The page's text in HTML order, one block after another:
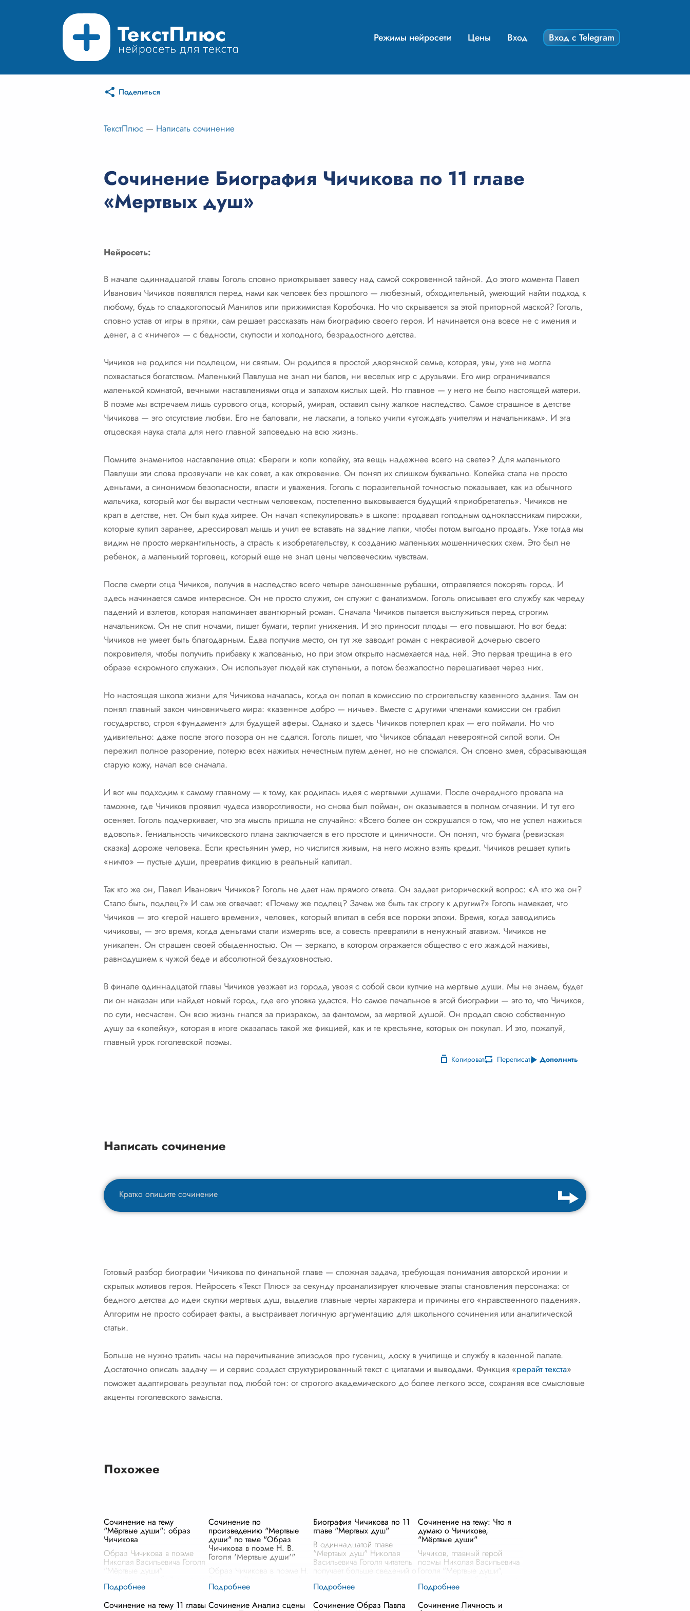
Режимы нейросети Цены Вход Вход с Telegram
Поделиться
ТекстПлюс — Написать сочинение
Сочинение Биография Чичикова по 11 главе
«Мертвых душ»
Нейросеть:
В начале одиннадцатой главы Гоголь словно приоткрывает завесу над самой сокровенной тайной. До этого момента Павел
Иванович Чичиков появлялся перед нами как человек без прошлого — любезный, обходительный, умеющий найти подход к
любому, будь то сладкоголосый Манилов или прижимистая Коробочка. Но что скрывается за этой приторной маской? Гоголь,
словно устав от игры в прятки, сам решает рассказать нам биографию своего героя. И начинается она вовсе не с имения и
денег, а с «ничего» — с бедности, скупости и холодного, безрадостного детства.
Чичиков не родился ни подлецом, ни святым. Он родился в простой дворянской семье, которая, увы, уже не могла
похвастаться богатством. Маленький Павлуша не знал ни балов, ни веселых игр с друзьями. Его мир ограничивался
маленькой комнатой, вечными наставлениями отца и запахом кислых щей. Но главное — у него не было настоящей матери.
В поэме мы встречаем лишь сурового отца, который, умирая, оставил сыну жалкое наследство. Самое страшное в детстве
Чичикова — это отсутствие любви. Его не баловали, не ласкали, а только учили «угождать учителям и начальникам». И эта
отцовская наука стала для него главной заповедью на всю жизнь.
Помните знаменитое наставление отца: «Береги и копи копейку, эта вещь надежнее всего на свете»? Для маленького
Павлуши эти слова прозвучали не как совет, а как откровение. Он понял их слишком буквально. Копейка стала не просто
деньгами, а синонимом безопасности, власти и уважения. Гоголь с поразительной точностью показывает, как из обычного
мальчика, который мог бы вырасти честным человеком, постепенно выковывается будущий «приобретатель». Чичиков не
крал в детстве, нет. Он был куда хитрее. Он начал «спекулировать» в школе: продавал голодным одноклассникам пирожки,
которые купил заранее, дрессировал мышь и учил ее вставать на задние лапки, чтобы потом выгодно продать. Уже тогда мы
видим не просто меркантильность, а страсть к изобретательству, к созданию маленьких мошеннических схем. Это был не
ребенок, а маленький торговец, который еще не знал цены человеческим чувствам.
После смерти отца Чичиков, получив в наследство всего четыре заношенные рубашки, отправляется покорять город. И
здесь начинается самое интересное. Он не просто служит, он служит с фанатизмом. Гоголь описывает его службу как череду
падений и взлетов, которая напоминает авантюрный роман. Сначала Чичиков пытается выслужиться перед строгим
начальником. Он не спит ночами, пишет бумаги, терпит унижения. И это приносит плоды — его повышают. Но вот беда:
Чичиков не умеет быть благодарным. Едва получив место, он тут же заводит роман с некрасивой дочерью своего
покровителя, чтобы получить прибавку к жалованью, но при этом открыто насмехается над ней. Это первая трещина в его
образе «скромного служаки». Он использует людей как ступеньки, а потом безжалостно перешагивает через них.
Но настоящая школа жизни для Чичикова началась, когда он попал в комиссию по строительству казенного здания. Там он
понял главный закон чиновничьего мира: «казенное добро — ничье». Вместе с другими членами комиссии он грабил
государство, строя «фундамент» для будущей аферы. Однако и здесь Чичиков потерпел крах — его поймали. Но что
удивительно: даже после этого позора он не сдался. Гоголь пишет, что Чичиков обладал невероятной силой воли. Он
пережил полное разорение, потерю всех нажитых нечестным путем денег, но не сломался. Он словно змея, сбрасывающая
старую кожу, начал все сначала.
И вот мы подходим к самому главному — к тому, как родилась идея с мертвыми душами. После очередного провала на
таможне, где Чичиков проявил чудеса изворотливости, но снова был пойман, он оказывается в полном отчаянии. И тут его
осеняет. Гоголь подчеркивает, что эта мысль пришла не случайно: «Всего более он сокрушался о том, что не успел нажиться
вдоволь». Гениальность чичиковского плана заключается в его простоте и циничности. Он понял, что бумага (ревизская
сказка) дороже человека. Если крестьянин умер, но числится живым, на него можно взять кредит. Чичиков решает купить
«ничто» — пустые души, превратив фикцию в реальный капитал.
Так кто же он, Павел Иванович Чичиков? Гоголь не дает нам прямого ответа. Он задает риторический вопрос: «А кто же он?
Стало быть, подлец?» И сам же отвечает: «Почему же подлец? Зачем же быть так строгу к другим?» Гоголь намекает, что
Чичиков — это «герой нашего времени», человек, который впитал в себя все пороки эпохи. Время, когда заводились
чичиковы, — это время, когда деньгами стали измерять все, а совесть превратили в ненужный атавизм. Чичиков не
уникален. Он страшен своей обыденностью. Он — зеркало, в котором отражается общество с его жаждой наживы,
равнодушием к чужой беде и абсолютной бездуховностью.
В финале одиннадцатой главы Чичиков уезжает из города, увозя с собой свои купчие на мертвые души. Мы не знаем, будет
ли он наказан или найдет новый город, где его уловка удастся. Но самое печальное в этой биографии — это то, что Чичиков,
по сути, несчастен. Он всю жизнь гнался за призраком, за фантомом, за мертвой душой. Он продал свою собственную
душу за «копейку», которая в итоге оказалась такой же фикцией, как и те крестьяне, которых он покупал. И это, пожалуй,
главный урок гоголевской поэмы.
Копировать Переписать Дополнить
Написать сочинение
Готовый разбор биографии Чичикова по финальной главе — сложная задача, требующая понимания авторской иронии и
скрытых мотивов героя. Нейросеть «Текст Плюс» за секунду проанализирует ключевые этапы становления персонажа: от
бедного детства до идеи скупки мертвых душ, выделив главные черты характера и причины его «нравственного падения».
Алгоритм не просто собирает факты, а выстраивает логичную аргументацию для школьного сочинения или аналитической
статьи.
Больше не нужно тратить часы на перечитывание эпизодов про гусениц, доску в училище и службу в казенной палате.
Достаточно описать задачу — и сервис создаст структурированный текст с цитатами и выводами. Функция «рерайт текста»
поможет адаптировать результат под любой тон: от строгого академического до более легкого эссе, сохраняя все смысловые
акценты гоголевского замысла.
Похожее
Сочинение на тему
"Мёртвые души": образ
Чичикова
Образ Чичикова в поэме
Николая Васильевича Гоголя
"Мёртвые души"
самых ярких и
художественных воплощений
Сочинение по
произведению "Мертвые
души" по теме "Образ
Чичикова в поэме Н. В.
Гоголя 'Мертвые души'"
Образ Чичикова в поэме Н.
является центральным и
воплощающим глубинные
Биография Чичикова по 11
главе "Мертвых душ"
В одиннадцатой главе
"Мертвых душ" Николая
Васильевича Гоголя читатель
получает больше сведений о
Павла Ивановича Чичикова.
пролив...
Сочинение на тему: Что я
думаю о Чичикове,
"Мёртвые души"
Чичиков, главный герой
поэмы Николая Васильевича
Гоголя "Мертвые души",
самых многослойных и
литературе. На первый
Сочинение на тему 11 главы Сочинение Анализ сцены Сочинение Образ Павла Сочинение Личность и